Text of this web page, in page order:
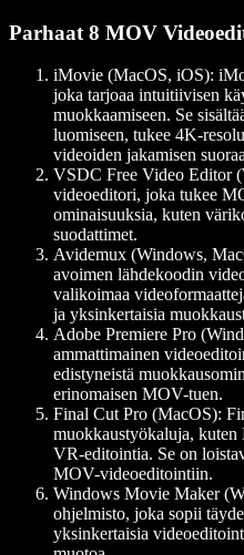
Parhaat 8 MOV
iMovie (MacOS, iOS):
joka tarjoaa intuitiivisen
muokkaamiseen. Se
luomiseen, tukee 4K-
videoiden jakamisen
VSDC Free Video Editor
videoeditori, joka tukee
ominaisuuksia, kuten
suodattimet.
Avidemux (Windows,
avoimen lähdekoodin
valikoimaa
ja yksinkertaisia
Adobe Premiere Pro
ammattimainen
edistyneistä
erinomaisen MOV-tuen.
Final Cut Pro (MacOS):
muokkaustyökaluja, kuten
VR-editointia. Se on
MOV-videoeditointiin.
Windows Movie Maker
ohjelmisto, joka sopii
yksinkertaisia